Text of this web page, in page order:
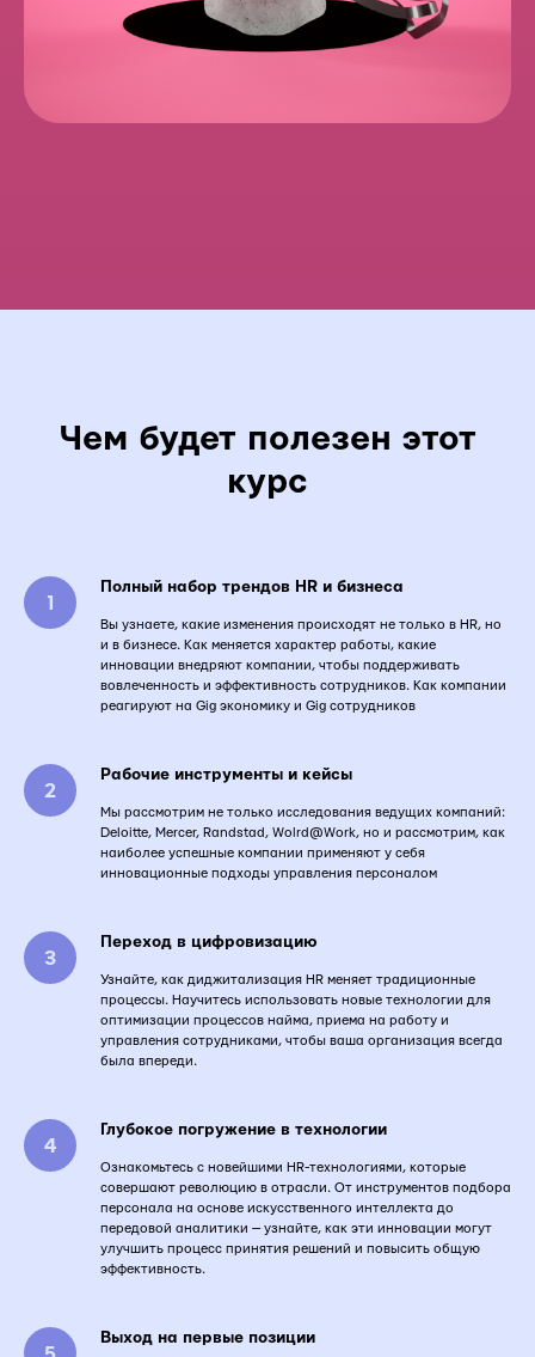
Чем будет полезен этот
курс
Полный набор трендов HR и бизнеса
Вы узнаете, какие изменения происходят не только в HR, но
и в бизнесе. Как меняется характер работы, какие
инновации внедряют компании, чтобы поддерживать
вовлеченность и эффективность сотрудников. Как компании
реагируют на Gig экономику и Gig сотрудников
Рабочие инструменты и кейсы
Мы рассмотрим не только исследования ведущих компаний:
Deloitte, Mercer, Randstad, Wolrd@Work, но и рассмотрим, как
наиболее успешные компании применяют у себя
инновационные подходы управления персоналом
Переход в цифровизацию
Узнайте, как диджитализация HR меняет традиционные
процессы. Научитесь использовать новые технологии для
оптимизации процессов найма, приема на работу и
управления сотрудниками, чтобы ваша организация всегда
была впереди.
Глубокое погружение в технологии
Ознакомьтесь с новейшими HR-технологиями, которые
совершают революцию в отрасли. От инструментов подбора
персонала на основе искусственного интеллекта до
передовой аналитики — узнайте, как эти инновации могут
улучшить процесс принятия решений и повысить общую
эффективность.
Выход на первые позиции